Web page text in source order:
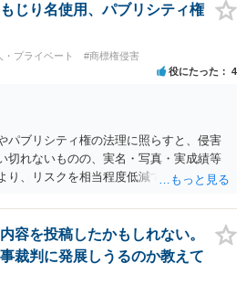
じり名使用、パブリシティ権
・プライベート #商標権侵害
役にたった 4
パブリシティ権の法理に照らすと、侵害
切れないものの、実名・写真・実成績等
り、リスクを相当程度低減できる設計に
判で争われた場合に「専ら顧客吸引力の
れる余地を残すため、一定の注意が必要
は、侵害判断に一定の影響を与える可能
ではありません。 パブリシティ権侵害の
力の利用を目的とするか」という点で判
容を投稿したかもしれない。
裁判に発展しうるのか教えて